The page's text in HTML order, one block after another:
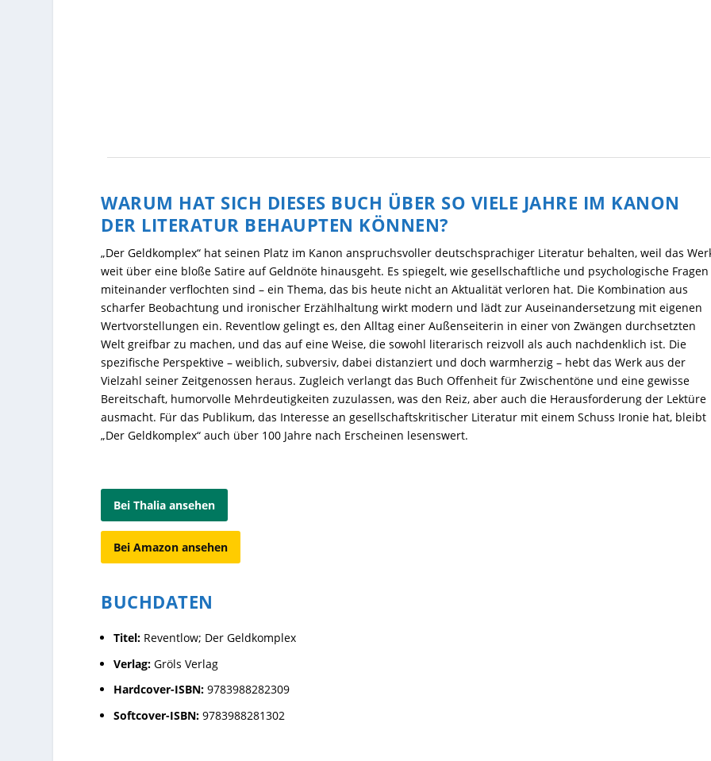
WARUM HAT SICH DIESES BUCH ÜBER SO VIELE JAHRE IM KANON
DER LITERATUR BEHAUPTEN KÖNNEN?
„Der Geldkomplex“ hat seinen Platz im Kanon anspruchsvoller deutschsprachiger Literatur behalten, weil das
weit über eine bloße Satire auf Geldnöte hinausgeht. Es spiegelt, wie gesellschaftliche und psychologische Fragen
miteinander verflochten sind – ein Thema, das bis heute nicht an Aktualität verloren hat. Die Kombination aus
scharfer Beobachtung und ironischer Erzählhaltung wirkt modern und lädt zur Auseinandersetzung mit eigenen
Wertvorstellungen ein. Reventlow gelingt es, den Alltag einer Außenseiterin in einer von Zwängen durchsetzten
Welt greifbar zu machen, und das auf eine Weise, die sowohl literarisch reizvoll als auch nachdenklich ist. Die
spezifische Perspektive – weiblich, subversiv, dabei distanziert und doch warmherzig – hebt das Werk aus der
Vielzahl seiner Zeitgenossen heraus. Zugleich verlangt das Buch Offenheit für Zwischentöne und eine gewisse
Bereitschaft, humorvolle Mehrdeutigkeiten zuzulassen, was den Reiz, aber auch die Herausforderung der Lektüre
ausmacht. Für das Publikum, das Interesse an gesellschaftskritischer Literatur mit einem Schuss Ironie hat, bleibt
„Der Geldkomplex“ auch über 100 Jahre nach Erscheinen lesenswert.
Bei Thalia ansehen
Bei Amazon ansehen
BUCHDATEN
Titel: Reventlow; Der Geldkomplex
Verlag: Gröls Verlag
Hardcover-ISBN: 9783988282309
Softcover-ISBN: 9783988281302